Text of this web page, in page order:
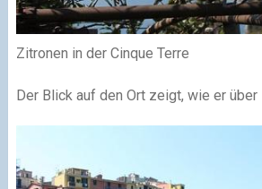
Zitronen in der Cinque Terre
Der Blick auf den Ort zeigt, wie er